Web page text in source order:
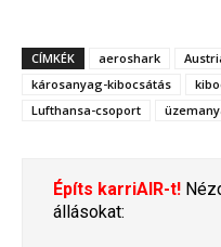
CÍMKÉK aeroshark
károsanyag-kibocsátás
Lufthansa-csoport
Építs karriAIR-t!
állásokat: